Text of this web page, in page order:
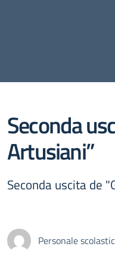
Seconda
Artusiani”
Seconda uscita de
Personale